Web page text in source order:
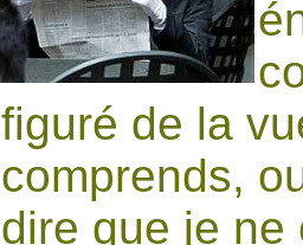
figuré de la
comprends,
dire que je ne